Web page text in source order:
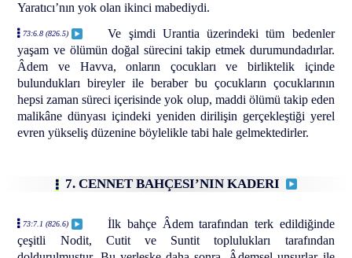
Yaratıcı’nın yok olan ikinci mabediydi.
73:6.8 (826.5)
Ve şimdi Urantia üzerindeki tüm bedenler
yaşam ve ölümün doğal sürecini takip etmek durumundadırlar.
Âdem ve Havva, onların çocukları ve birliktelik içinde
bulundukları bireyler ile beraber bu çocukların çocuklarının
hepsi zaman süreci içerisinde yok olup, maddi ölümü takip eden
malikâne dünyası içindeki yeniden dirilişin gerçekleştiği yerel
evren yükseliş düzenine böylelikle tabi hale gelmektedirler.
7. CENNET BAHÇESI’NIN KADERI
73:7.1 (826.6)
İlk bahçe Âdem tarafından terk edildiğinde
çeşitli Nodit, Cutit ve Suntit toplulukları tarafından